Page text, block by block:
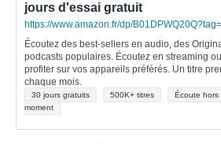
jours d'essai gratuit
https://www.amazon.fr/dp/
Écoutez des best-sellers en audio, des
podcasts populaires. Écoutez en streaming
profiter sur vos appareils préférés. Un titre
chaque mois.
30 jours gratuits 500K+ titres Écoute hors
moment